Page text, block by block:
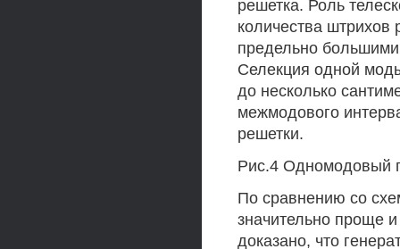
решетка. Роль
количества штрихов
предельно большими
Селекция одной
до несколько
межмодового
решетки.
Рис.4 Одномодовый
По сравнению со
значительно проще
доказано, что